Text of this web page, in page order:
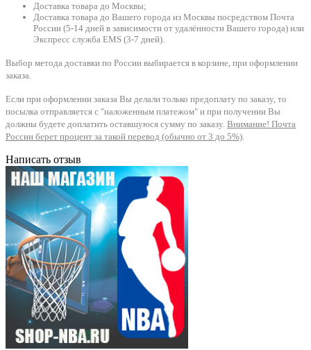
Доставка товара до Москвы;
Доставка товара до Вашего города из Москвы посредством Почта
России (5-14 дней в зависимости от удалённости Вашего города) или
Экспресс служба EMS (3-7 дней).
Выбор метода доставки по России выбирается в корзине, при оформлении
заказа.
Если при оформлении заказа Вы делали только предоплату по заказу, то
посылка отправляется с "наложенным платежом" и при получении Вы
должны будете доплатить оставшуюся сумму по заказу. Внимание! Почта
России берет процент за такой перевод (обычно от 3 до 5%).
Написать отзыв